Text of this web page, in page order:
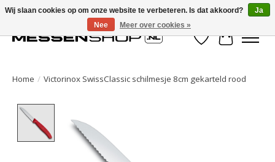
Verlanglijst
Home / Victorinox SwissClassic schilmesje 8cm gekarteld rood
Wij slaan cookies op om onze website te verbeteren. Is dat akkoord?
Ja
Nee
Meer over cookies »